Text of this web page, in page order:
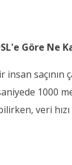
Göre Ne
saçının
1000
veri